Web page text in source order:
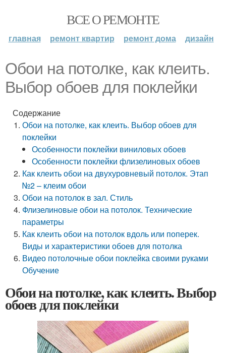
ВСЕ О РЕМОНТЕ
главная ремонт квартир ремонт дома дизайн
Обои на потолке, как клеить.
Выбор обоев для поклейки
Содержание
Обои на потолке, как клеить. Выбор обоев для
поклейки
Особенности поклейки виниловых обоев
Особенности поклейки флизелиновых обоев
Как клеить обои на двухуровневый потолок. Этап
№2 – клеим обои
Обои на потолок в зал. Стиль
Флизелиновые обои на потолок. Технические
параметры
Как клеить обои на потолок вдоль или поперек.
Виды и характеристики обоев для потолка
Видео потолочные обои поклейка своими руками
Обучение
Обои на потолке, как клеить. Выбор
обоев для поклейки